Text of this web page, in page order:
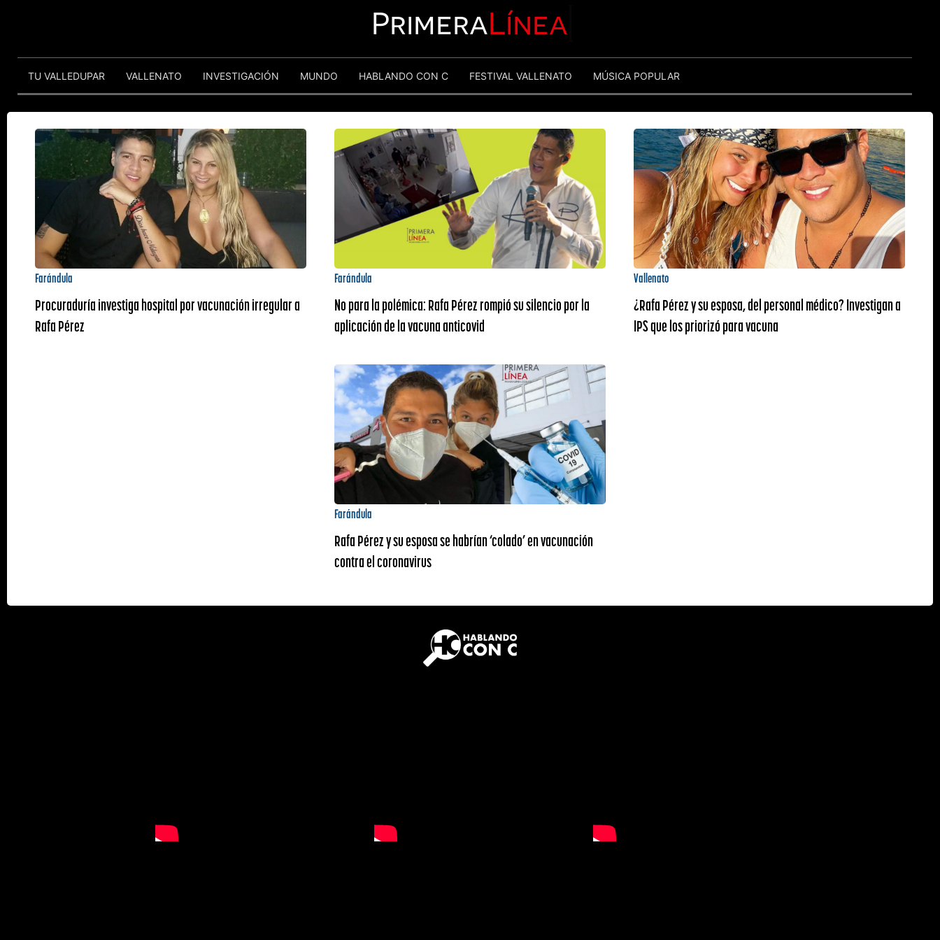
PrimeraLínea
TU VALLEDUPAR VALLENATO INVESTIGACIÓN MUNDO HABLANDO CON C FESTIVAL VALLENATO MÚSICA POPULAR
Farándula
Procuraduría investiga hospital por vacunación irregular a
Rafa Pérez
Farándula
No para la polémica: Rafa Pérez rompió su silencio por la
aplicación de la vacuna anticovid
Vallenato
¿Rafa Pérez y su esposa, del personal médico? Investigan a
IPS que los priorizó para vacuna
Farándula
Rafa Pérez y su esposa se habrían ‘colado’ en vacunación
contra el coronavirus